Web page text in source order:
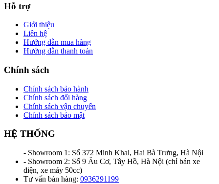
Hỗ trợ
Giới thiệu
Liên hệ
Hướng dẫn mua hàng
Hướng dẫn thanh toán
Chính sách
Chính sách bảo hành
Chính sách đổi hàng
Chính sách vận chuyển
Chính sách bảo mật
HỆ THỐNG
- Showroom 1: Số 372 Minh Khai, Hai Bà Trưng, Hà Nội
- Showroom 2: Số 9 Âu Cơ, Tây Hồ, Hà Nội (chỉ bán xe
điện, xe máy 50cc)
Tư vấn bán hàng: 0936291199